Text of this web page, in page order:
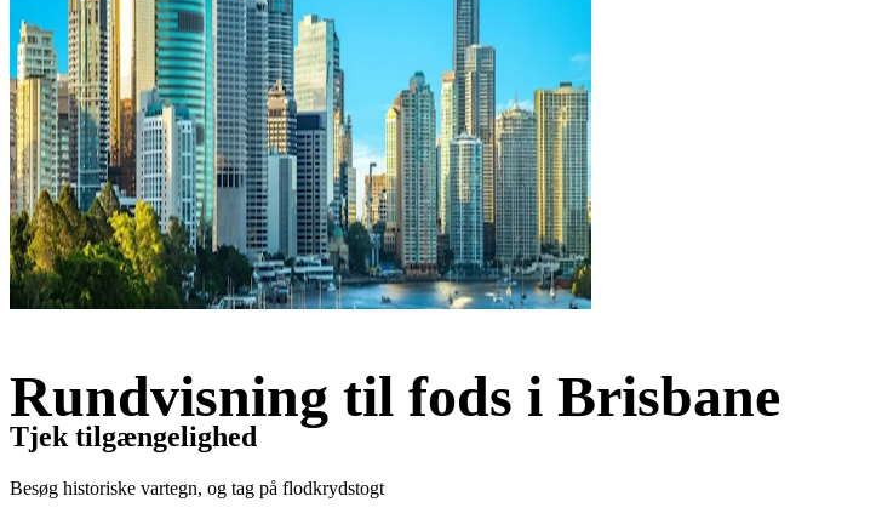
Rundvisning til fods i Brisbane
Besøg historiske vartegn, og tag på flodkrydstogt
Tjek tilgængelighed